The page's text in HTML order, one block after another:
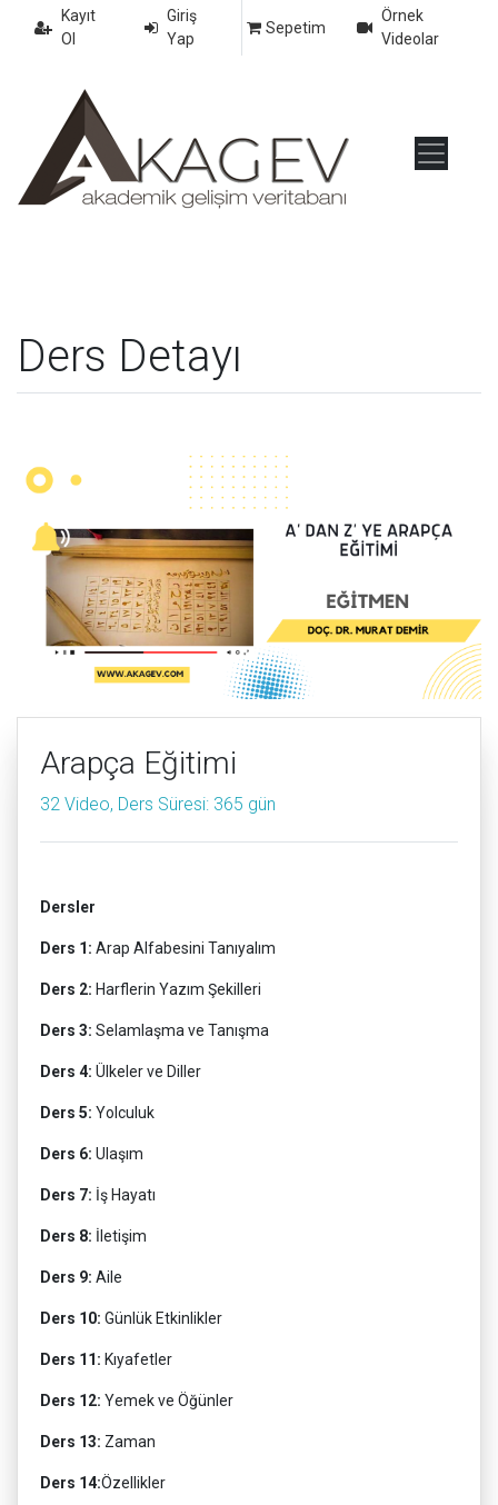
Kayıt
Ol
Giriş
Yap
Sepetim
Örnek
Videolar
Ders Detayı
Arapça Eğitimi
32 Video, Ders Süresi: 365 gün
Dersler
Ders 1: Arap Alfabesini Tanıyalım
Ders 2: Harflerin Yazım Şekilleri
Ders 3: Selamlaşma ve Tanışma
Ders 4: Ülkeler ve Diller
Ders 5: Yolculuk
Ders 6: Ulaşım
Ders 7: İş Hayatı
Ders 8: İletişim
Ders 9: Aile
Ders 10: Günlük Etkinlikler
Ders 11: Kıyafetler
Ders 12: Yemek ve Öğünler
Ders 13: Zaman
Ders 14:Özellikler